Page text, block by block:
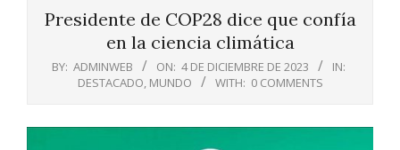
Presidente de COP28 dice que confía
en la ciencia climática
BY: ADMINWEB ON: 4 DE DICIEMBRE DE 2023
IN:
DESTACADO, MUNDO WITH: 0 COMMENTS